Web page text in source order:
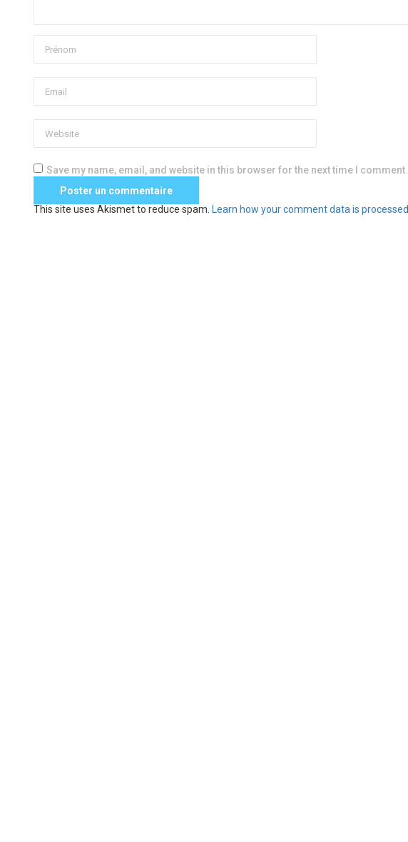
Save my name, email, and website in this browser for the next time I comment.
This site uses Akismet to reduce spam. Learn how your comment data is processed